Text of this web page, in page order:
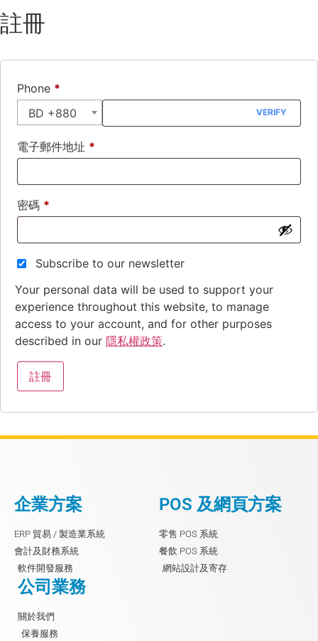
註冊
Phone *
BD +880
VERIFY
電子郵件地址 *
密碼 *
Subscribe to our newsletter
Your personal data will be used to support your
experience throughout this website, to manage
access to your account, and for other purposes
described in our 隱私權政策.
註冊
公司業務
關於我們
保養服務
POS 及網頁方案
零售 POS 系統
餐飲 POS 系統
網站設計及寄存
企業方案
ERP 貿易 / 製造業系統
會計及財務系統
軟件開發服務